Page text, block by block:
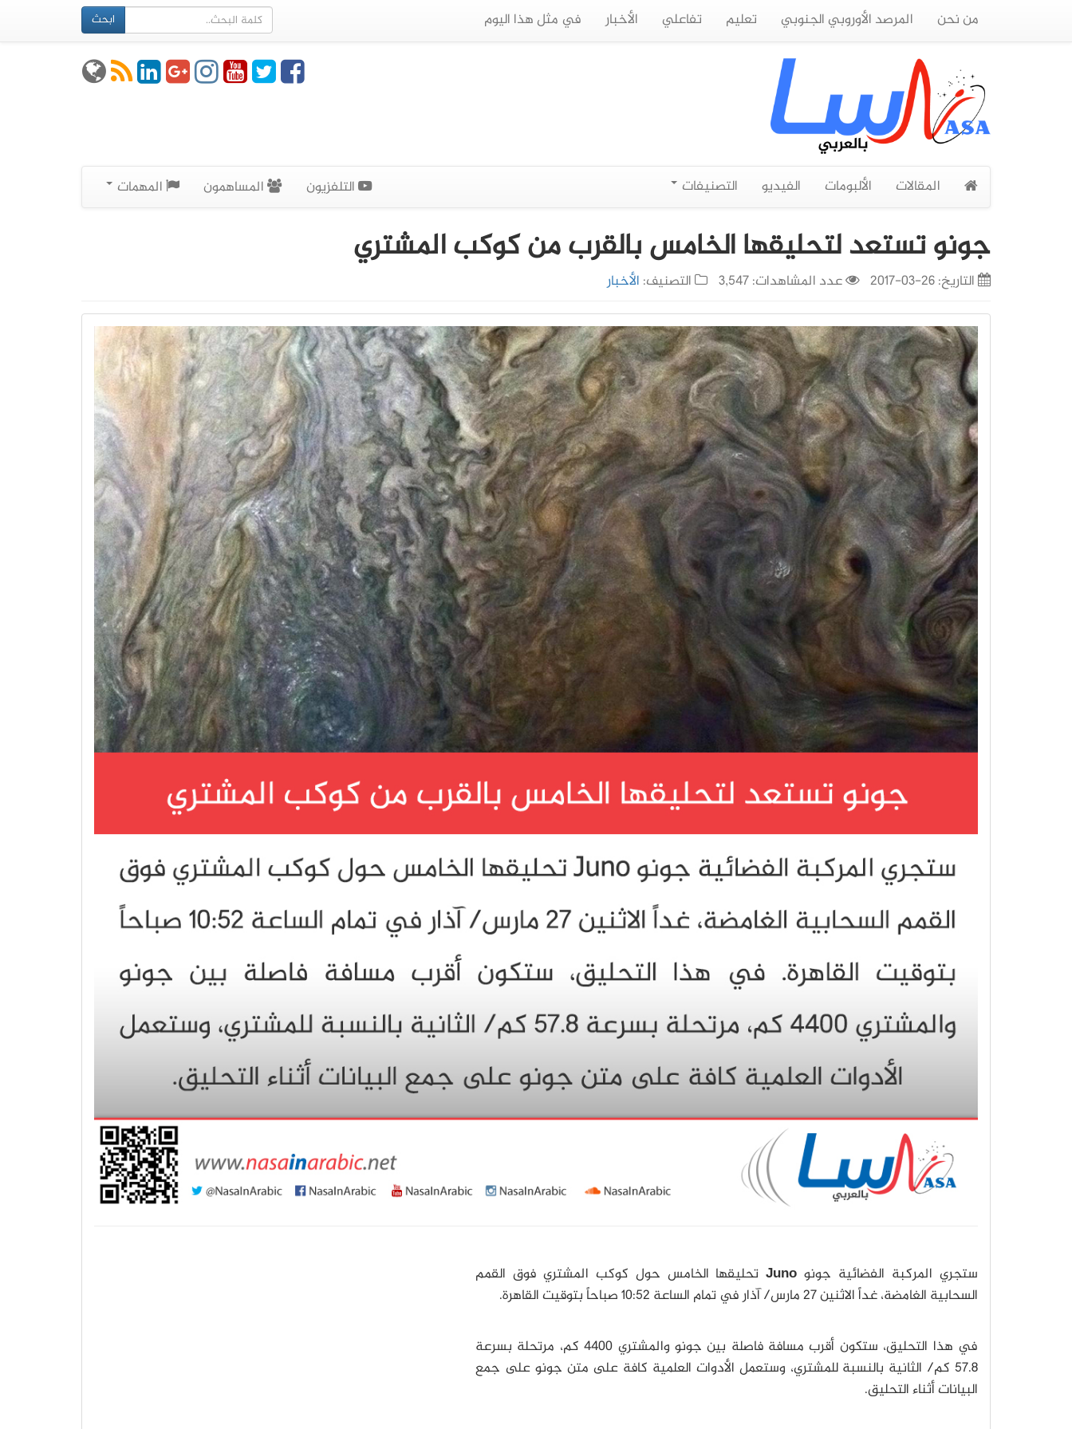
من نحن المرصد الأوروبي الجنوبي تعليم تفاعلي الأخبار في مثل هذا اليوم ابحث
المقالات الألبومات الفيديو التصنيفات التلفزيون المساهمون المهمات
جونو تستعد لتحليقها الخامس بالقرب من كوكب المشتري
التاريخ:26-03-2017 عدد المشاهدات: 3,547 التصنيف: الأخبار
ستجري المركبة الفضائية جونو Junoتحليقها الخامس حول كوكب المشتري فوق القمم
السحابية الغامضة، غداً الاثنين 27 مارس/ آذار في تمام الساعة 10:52 صباحاً بتوقيت القاهرة.
في هذا التحليق، ستكون أقرب مسافة فاصلة بين جونو والمشتري 4400 كم، مرتحلة بسرعة
57.8 كم/ الثانية بالنسبة للمشتري، وستعمل الأدوات العلمية كافة على متن جونو على جمع
البيانات أثناء التحليق.